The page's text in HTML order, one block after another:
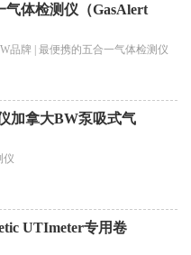
气体检测仪（GasAlert
品牌 | 最便携的五合一气体检测仪
加拿大BW泵吸式气
仪
UTImeter专用卷